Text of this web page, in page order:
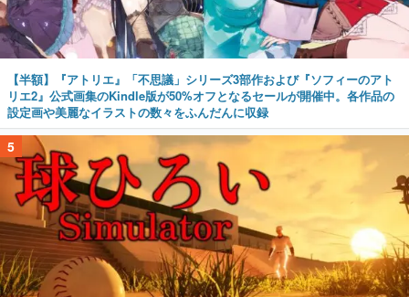
【半額】『アトリエ』「不思議」シリーズ3部作および『ソフィーのアト
リエ2』公式画集のKindle版が50%オフとなるセールが開催中。各作品の
設定画や美麗なイラストの数々をふんだんに収録
5